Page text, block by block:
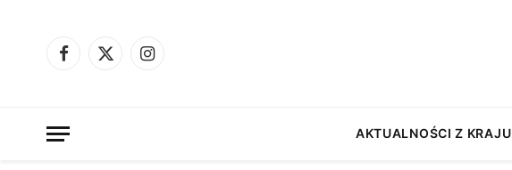
Facebook
X
Instagram
AKTUALNOŚCI Z KRAJU